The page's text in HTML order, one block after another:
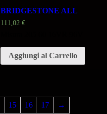
BRIDGESTONE ALL
111,02 €
Aggiungi al Carrello
15 16 17 →